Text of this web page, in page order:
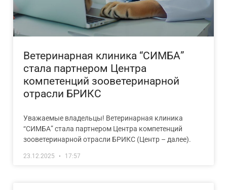
Ветеринарная клиника “СИМБА”
стала партнером Центра
компетенций зооветеринарной
отрасли БРИКС
Уважаемые владельцы! Ветеринарная клиника
“СИМБА” стала партнером Центра компетенций
зооветеринарной отрасли БРИКС (Центр – далее).
23.12.2025 17:57